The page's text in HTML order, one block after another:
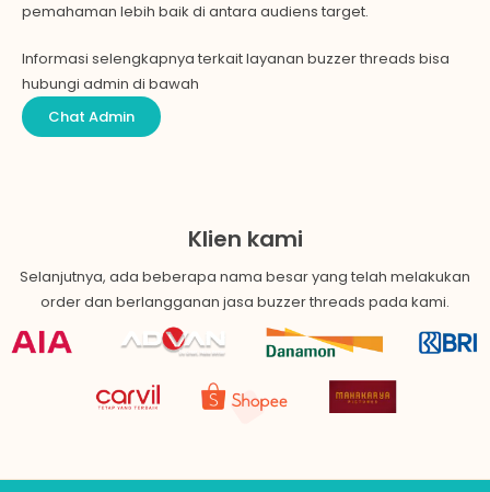
pemahaman lebih baik di antara audiens target.
Informasi selengkapnya terkait layanan buzzerthreads bisa
hubungi admin di bawah
Chat Admin
Klien kami
Selanjutnya, ada beberapa nama besar yang telah melakukan
order dan berlangganan jasa buzzerthreads pada kami.